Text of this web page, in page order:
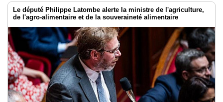
Le député Philippe Latombe alerte la ministre de l'agriculture,
de l'agro-alimentaire et de la souveraineté alimentaire